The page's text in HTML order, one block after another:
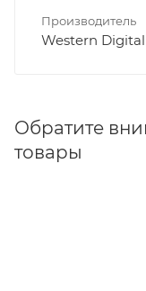
Производитель
Western Digital
Обратите
товары